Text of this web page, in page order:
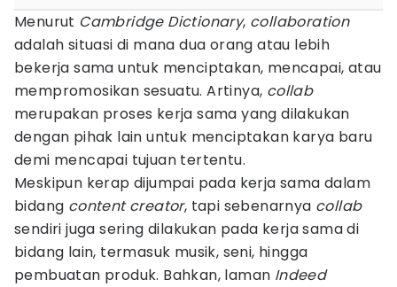
Menurut Cambridge Dictionary, collaboration
adalah situasi di mana dua orang atau lebih
bekerja sama untuk menciptakan, mencapai, atau
mempromosikan sesuatu. Artinya, collab
merupakan proses kerja sama yang dilakukan
dengan pihak lain untuk menciptakan karya baru
demi mencapai tujuan tertentu.
Meskipun kerap dijumpai pada kerja sama dalam
bidang content creator, tapi sebenarnya collab
sendiri juga sering dilakukan pada kerja sama di
bidang lain, termasuk musik, seni, hingga
pembuatan produk. Bahkan, laman Indeed